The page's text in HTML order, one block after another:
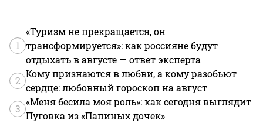
1
«Туризм не прекращается, он
трансформируется»: как россияне будут
отдыхать в августе — ответ эксперта
2
Кому признаются в любви, а кому разобьют
сердце: любовный гороскоп на август
3
«Меня бесила моя роль»: как сегодня выглядит
Пуговка из «Папиных дочек»